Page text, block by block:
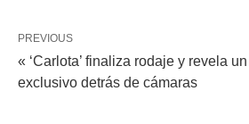
PREVIOUS
« ‘Carlota’ finaliza rodaje y revela
exclusivo detrás de cámaras